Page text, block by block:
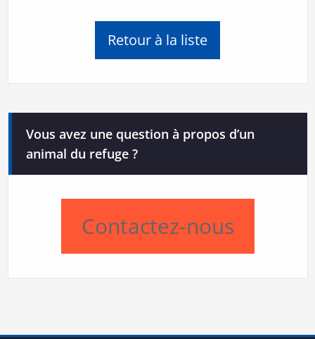
Retour à la liste
Vous avez une question à propos d’un
animal du refuge ?
Contactez-nous